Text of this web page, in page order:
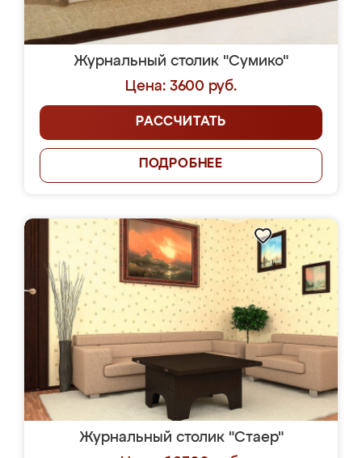
Журнальный столик "Сумико"
Цена: 3600 руб.
РАССЧИТАТЬ
ПОДРОБНЕЕ
Журнальный столик "Стаер"